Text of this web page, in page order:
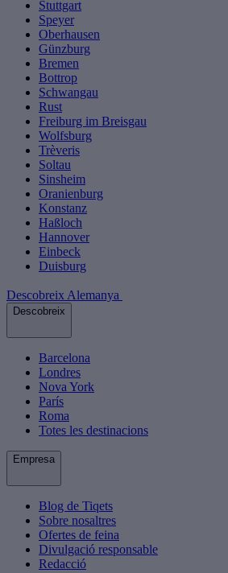
Stuttgart
Speyer
Oberhausen
Günzburg
Bremen
Bottrop
Schwangau
Rust
Freiburg im Breisgau
Wolfsburg
Trèveris
Soltau
Sinsheim
Oranienburg
Konstanz
Haßloch
Hannover
Einbeck
Duisburg
Descobreix Alemanya
Descobreix
Barcelona
Londres
Nova York
París
Roma
Totes les destinacions
Empresa
Blog de Tiqets
Sobre nosaltres
Ofertes de feina
Divulgació responsable
Redacció